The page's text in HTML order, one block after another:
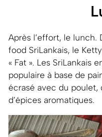
Après l’effort, le
food SriLankais, le
« Fat ». Les SriLankais
populaire à base de
écrasé avec du
d’épices aromatiques.